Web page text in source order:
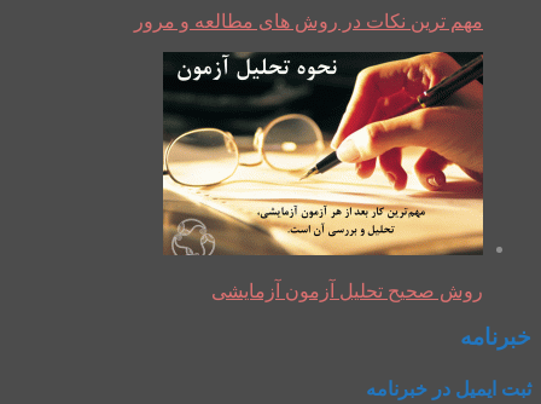
مهم ترین نکات در روش های مطالعه و مرور
روش صحیح تحلیل آزمون آزمایشی
خبرنامه
ثبت ایمیل در خبرنامه